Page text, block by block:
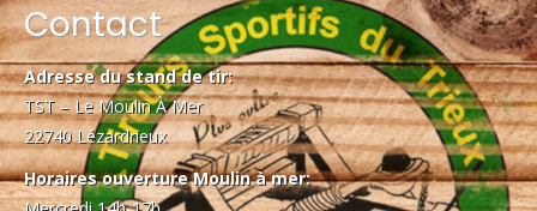
Contact
Adresse du stand de tir:
TST – Le Moulin À Mer
22740 Lézardrieux
Horaires ouverture Moulin à mer: